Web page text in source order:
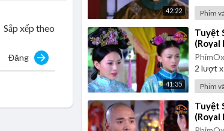
42:22 Phim
41:35
⁣Tuyệt
(Royal
37 |
2 lượt
Phim
⁣Tuyệt
(Royal
34 |
Sắp xếp theo
Đăng